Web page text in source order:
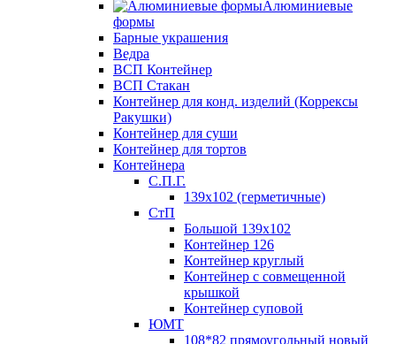
Алюминиевые
формы
Барные украшения
Ведра
ВСП Контейнер
ВСП Стакан
Контейнер для конд. изделий (Коррексы
Ракушки)
Контейнер для суши
Контейнер для тортов
Контейнера
С.П.Г.
139х102 (герметичные)
СтП
Большой 139х102
Контейнер 126
Контейнер круглый
Контейнер с совмещенной
крышкой
Контейнер суповой
ЮМТ
108*82 прямоугольный новый